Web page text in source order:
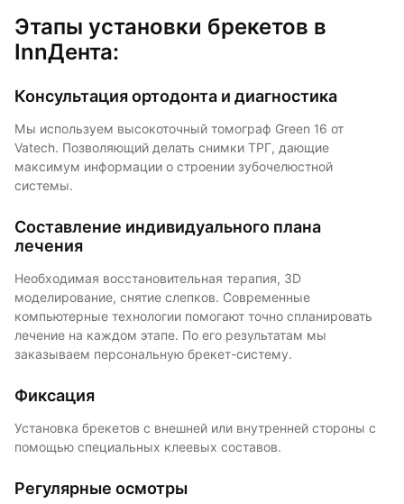
Этапы установки брекетов в
InnДента:
Консультация ортодонта и диагностика
Мы используем высокоточный томограф Green 16 от
Vatech. Позволяющий делать снимки ТРГ, дающие
максимум информации о строении зубочелюстной
системы.
Составление индивидуального плана
лечения
Необходимая восстановительная терапия, 3D
моделирование, снятие слепков. Современные
компьютерные технологии помогают точно спланировать
лечение на каждом этапе. По его результатам мы
заказываем персональную брекет-систему.
Фиксация
Установка брекетов с внешней или внутренней стороны с
помощью специальных клеевых составов.
Регулярные осмотры